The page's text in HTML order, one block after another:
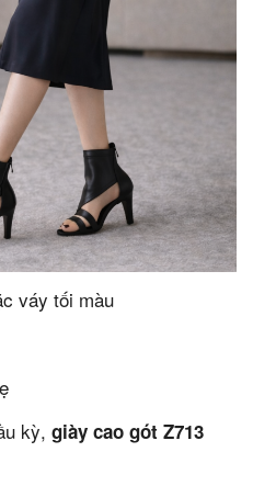
váy tối màu
kỳ, giày cao gót Z713